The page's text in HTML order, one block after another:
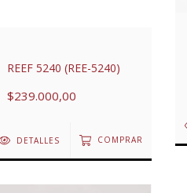
REEF 5240 (REE-5240)
$239.000,00
DETALLES COMPRAR